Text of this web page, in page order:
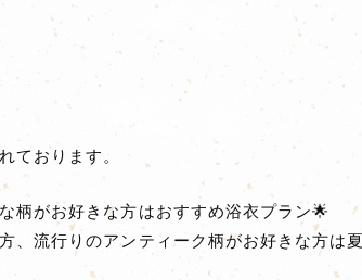
ております。
柄がお好きな方はおすすめ浴衣プラン🌟
、流行りのアンティーク柄がお好きな方は